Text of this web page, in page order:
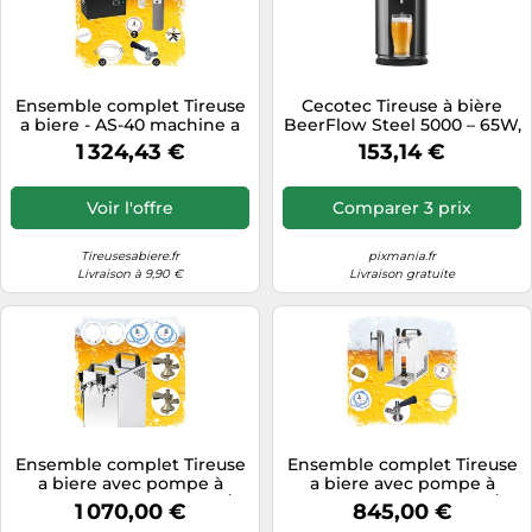
Ensemble complet Tireuse
a biere - AS-40 machine a
biere, sous le comptoir,
pompe a biere 2 lignes, 40
litres/h, professionnelle,
Green Line Type G, Type M
1 324,43 €
Voir l'offre
Tireusesabiere.fr
Livraison à 9,90 €
Cecotec Tireuse à bière
BeerFlow Steel 5000 – 65W,
2–12°C, compatible fûts 5L,
inox
153,14 €
Comparer 3 prix
pixmania.fr
Livraison gratuite
Ensemble complet Tireuse
a biere avec pompe à
membrane - Kontakt 40/K
machine a biere, pompe a
1 070,00 €
Ensemble complet Tireuse
a biere avec pompe à
membrane - PYGMY 25/K
machine a biere, pompe a
845,00 €